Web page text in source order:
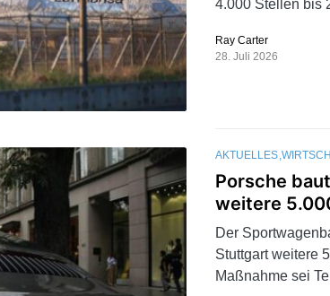
4.000 Stellen bis
Ray Carter
28. Juli 2026
AKTUELLES
Porsche
weitere
Der
Stuttgart weitere
Maßnahme sei